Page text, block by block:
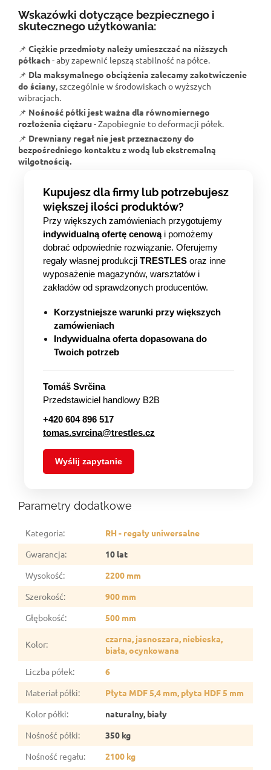
Wskazówki dotyczące bezpiecznego i
skutecznego użytkowania:
📌 Ciężkie przedmioty należy umieszczać na niższych
półkach- aby zapewnić lepszą stabilność na półce.
📌 Dla maksymalnego obciążenia zalecamy zakotwiczenie
do ściany , szczególnie w środowiskach o wyższych
wibracjach.
📌 Nośność półki jest ważna dla równomiernego
rozłożenia ciężaru- Zapobiegnie to deformacji półek.
📌 Drewniany regał nie jest przeznaczony do
bezpośredniego kontaktu z wodą lub ekstremalną
wilgotnością.
Kupujesz dla firmy lub potrzebujesz
większej ilości produktów?
Przy większych zamówieniach przygotujemy
indywidualną ofertę cenowąi pomożemy
dobrać odpowiednie rozwiązanie. Oferujemy
regały własnej produkcji TRESTLES oraz inne
wyposażenie magazynów, warsztatów i
zakładów od sprawdzonych producentów.
Korzystniejsze warunki przy większych
zamówieniach
Indywidualna oferta dopasowana do
Twoich potrzeb
Tomáš Svrčina
Przedstawiciel handlowy B2B
+420 604 896 517
tomas.svrcina@trestles.cz
Wyślij zapytanie
Parametry dodatkowe
Kategoria:
RH - regały uniwersalne
Gwarancja:
10 lat
Wysokość:
2200 mm
Szerokość:
900 mm
Głębokość: 500 mm
Kolor:
czarna, jasnoszara, niebieska,
biała, ocynkowana
Liczba półek:
6
Materiał półki:
Płyta MDF 5,4 mm, płyta HDF 5 mm
Kolor półki:
naturalny, biały
Nośność półki:
350 kg
Nośność regału:
2100 kg